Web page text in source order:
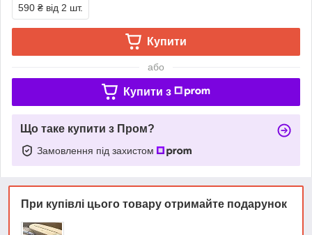
590 ₴ від 2 шт.
Купити
або
Купити з
Що таке купити з Пром?
Замовлення під захистом
При купівлі цього товару отримайте подарунок